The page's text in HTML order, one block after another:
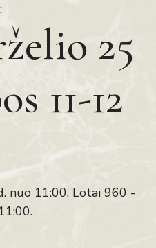
25
11-12
nuo 11:00. Lotai 960 -